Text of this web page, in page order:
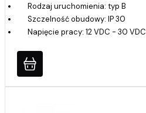
Rodzaj uruchomienia: typ B
Szczelność obudowy: IP 30
Napięcie pracy: 12 VDC - 30 VDC